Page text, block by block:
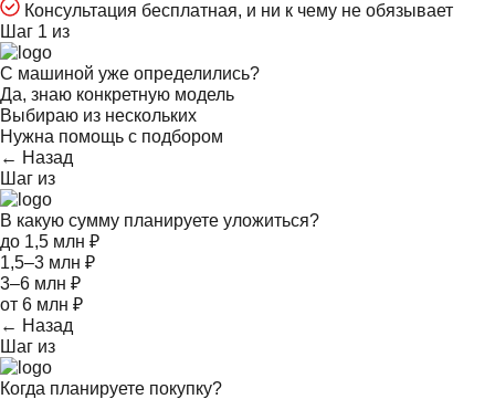
Консультация бесплатная, и ни к чему не обязывает
Шаг 1 из
С машиной уже определились?
Да, знаю конкретную модель
Выбираю из нескольких
Нужна помощь с подбором
← Назад
Шаг из
В какую сумму планируете уложиться?
до 1,5 млн ₽
1,5–3 млн ₽
3–6 млн ₽
от 6 млн ₽
← Назад
Шаг из
Когда планируете покупку?